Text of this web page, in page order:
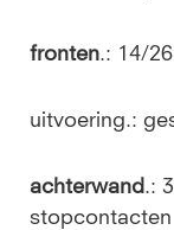
fronten.: 14/26
uitvoering.:
achterwand.:
stopcontacten